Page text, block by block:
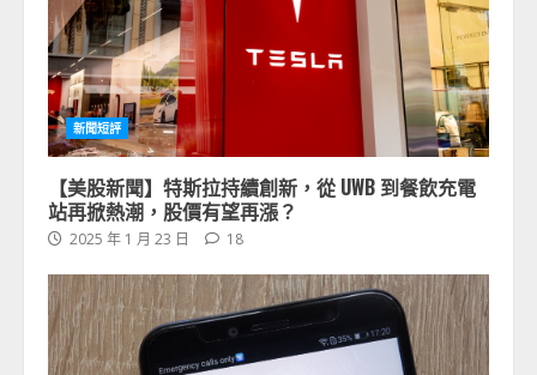
新聞短評
【美股新聞】特斯拉持續創新，從 UWB 到餐飲充電
站再掀熱潮，股價有望再漲？
2025 年 1 月 23 日 18